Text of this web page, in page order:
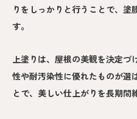
りをしっかりと行うことで、塗
す。
上塗りは、屋根の美観を決定づ
性や耐汚染性に優れたものが選
とで、美しい仕上がりを長期間